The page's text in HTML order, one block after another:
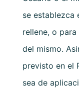
se establezca
rellene, o
del mismo.
previsto en el
sea de